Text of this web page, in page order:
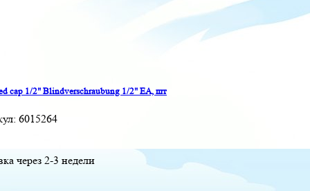
cap 1/2" Blindverschraubung 1/2" EA, шт
6015264
через 2-3 недели